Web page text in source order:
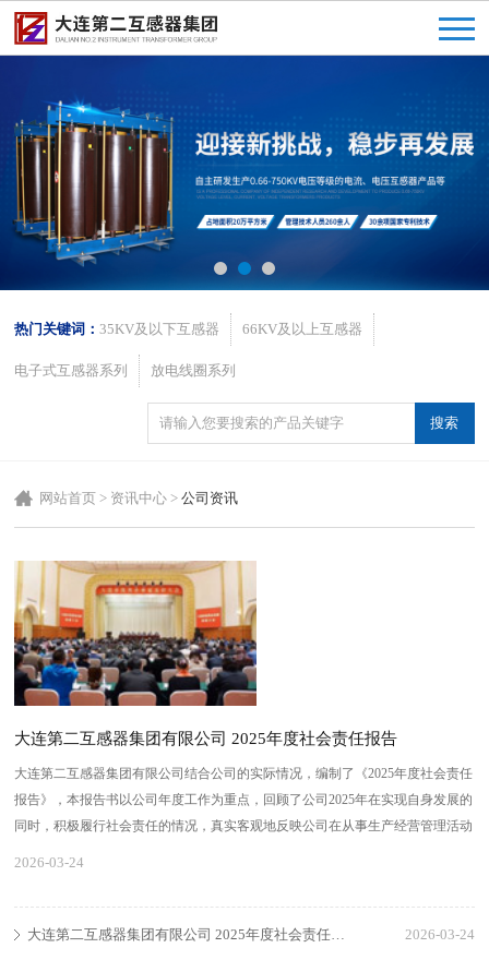
热门关键词：35KV及以下互感器 66KV及以上互感器
电子式互感器系列 放电线圈系列
网站首页 > 资讯中心 >公司资讯
大连第二互感器集团有限公司 2025年度社会责任报告
大连第二互感器集团有限公司结合公司的实际情况，编制了《2025年度社会责任
报告》，本报告书以公司年度工作为重点，回顾了公司2025年在实现自身发展的
同时，积极履行社会责任的情况，真实客观地反映公司在从事生产经营管理活动
2026-03-24
大连第二互感器集团有限公司 2025年度社会责任报告 2026-03-24